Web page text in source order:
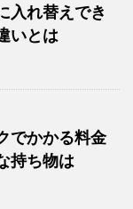
入れ替えでき
いとは
でかかる料金
持ち物は